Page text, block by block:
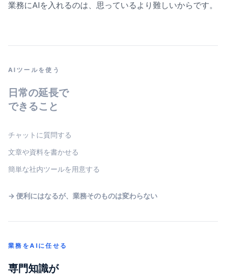
業務にAIを入れるのは、思っているより難しいからです。
AIツールを使う
日常の延長で
できること
チャットに質問する
文章や資料を書かせる
簡単な社内ツールを用意する
→ 便利にはなるが、業務そのものは変わらない
業務をAIに任せる
専門知識が